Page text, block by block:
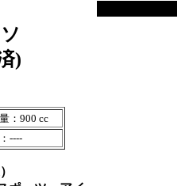
)
：900 cc
----